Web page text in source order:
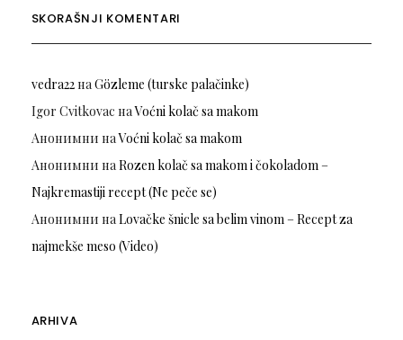
SKORAŠNJI KOMENTARI
vedra22на Gözleme (turske palačinke)
Igor Cvitkovac наVoćni kolač sa makom
Анонимни наVoćni kolač sa makom
Анонимни на Rozen kolač sa makom i čokoladom –
Najkremastiji recept (Ne peče se)
Анонимни на Lovačke šnicle sa belim vinom – Recept za
najmekše meso (Video)
ARHIVA